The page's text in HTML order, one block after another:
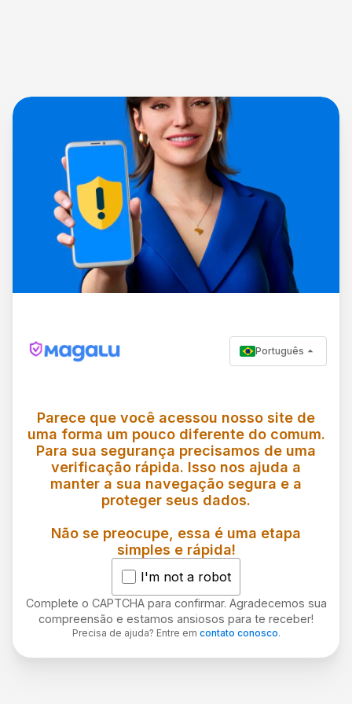
Português
Parece que você acessou nosso site de
uma forma um pouco diferente do comum.
Para sua segurança precisamos de uma
verificação rápida. Isso nos ajuda a
manter a sua navegação segura e a
proteger seus dados.
Não se preocupe, essa é uma etapa
simples e rápida!
I'm not a robot
Complete o CAPTCHA para confirmar. Agradecemos sua
compreensão e estamos ansiosos para te receber!
Precisa de ajuda? Entre em contato conosco.